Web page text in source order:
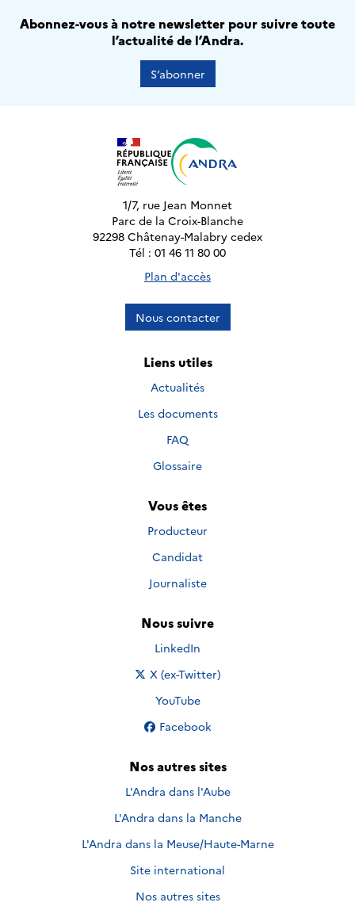
Abonnez-vous à notre newsletter pour suivre toute
l’actualité de l’Andra.
S’abonner
1/7, rue Jean Monnet
Parc de la Croix-Blanche
92298 Châtenay-Malabry cedex
Tél : 01 46 11 80 00
Plan d'accès
Nous contacter
Liens utiles
Actualités
Les documents
FAQ
Glossaire
Vous êtes
Producteur
Candidat
Journaliste
Nous suivre
Nous suivre sur
LinkedIn
Nous suivre sur
X (ex-Twitter)
Nous suivre sur
YouTube
Nous suivre sur
Facebook
Nos autres sites
L'Andra dans l'Aube
L'Andra dans la Manche
L'Andra dans la Meuse/Haute-Marne
Site international
Nos autres sites